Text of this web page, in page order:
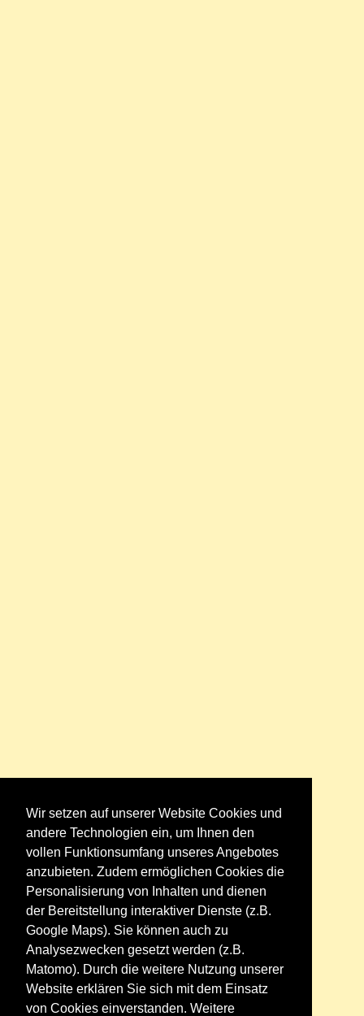
Wir setzen auf unserer Website Cookies und
andere Technologien ein, um Ihnen den
vollen Funktionsumfang unseres Angebotes
anzubieten. Zudem ermöglichen Cookies die
Personalisierung von Inhalten und dienen
der Bereitstellung interaktiver Dienste (z.B.
Google Maps). Sie können auch zu
Analysezwecken gesetzt werden (z.B.
Matomo). Durch die weitere Nutzung unserer
Website erklären Sie sich mit dem Einsatz
von Cookies einverstanden. Weitere